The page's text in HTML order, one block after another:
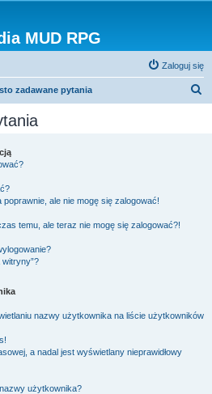
MUD RPG
Zaloguj się
zadawane pytania
ale nie mogę się zalogować!
temu, ale teraz nie mogę się zalogować?!
witryny”?
nazwy użytkownika na liście użytkowników
a nadal jest wyświetlany nieprawidłowy
użytkownika?